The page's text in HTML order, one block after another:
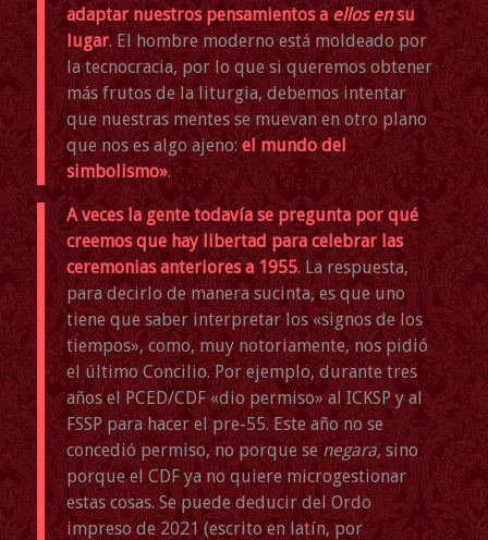
adaptar nuestros pensamientos a ellos ensu
lugar. El hombre moderno está moldeado por
la tecnocracia, por lo que si queremos obtener
más frutos de la liturgia, debemos intentar
que nuestras mentes se muevan en otro plano
que nos es algo ajeno: el mundo del
simbolismo».
A veces la gente todavía se pregunta por qué
creemos que hay libertad para celebrar las
ceremonias anteriores a 1955. La respuesta,
para decirlo de manera sucinta, es que uno
tiene que saber interpretar los «signos de los
tiempos», como, muy notoriamente, nos pidió
el último Concilio. Por ejemplo, durante tres
años el PCED/CDF «dio permiso» al ICKSP y al
FSSP para hacer el pre-55. Este año no se
concedió permiso, no porque se negara,sino
porque el CDF ya no quiere microgestionar
estas cosas. Se puede deducir del Ordo
impreso de 2021 (escrito en latín, por